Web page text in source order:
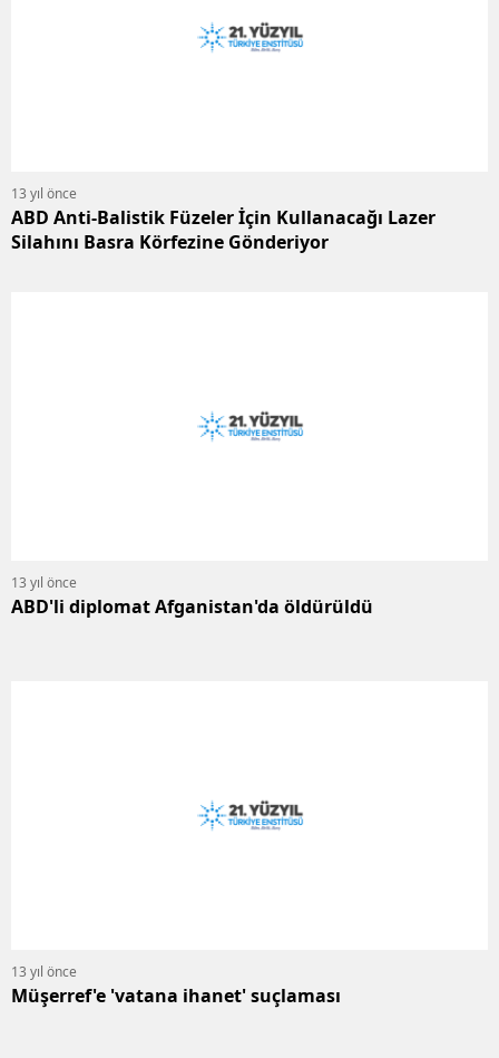
13 yıl önce
ABD Anti-Balistik Füzeler İçin Kullanacağı Lazer
Silahını Basra Körfezine Gönderiyor
13 yıl önce
ABD'li diplomat Afganistan'da öldürüldü
13 yıl önce
Müşerref'e 'vatana ihanet' suçlaması